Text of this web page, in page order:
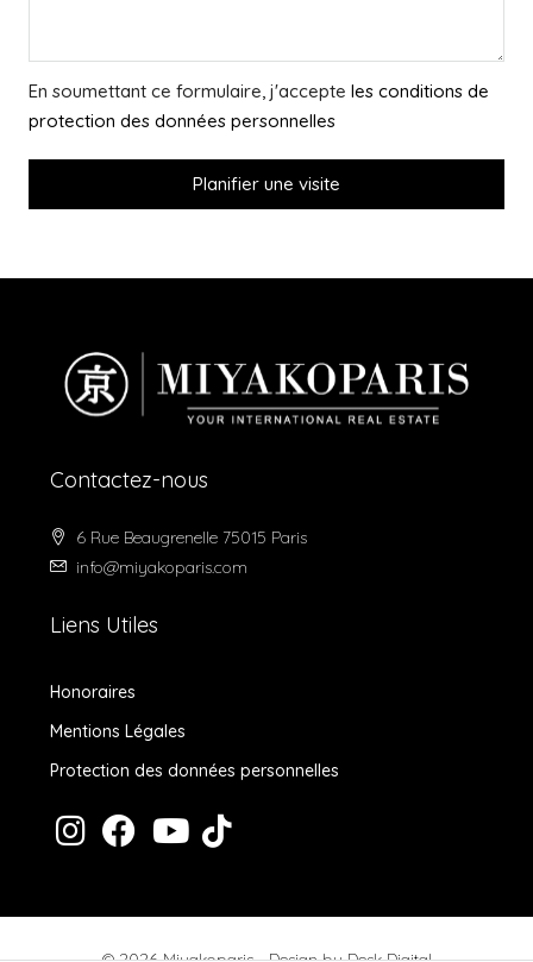
En soumettant ce formulaire, j'accepte les conditions de
protection des données personnelles
Planifier une visite
Contactez-nous
6 Rue Beaugrenelle 75015 Paris
info@miyakoparis.com
Liens Utiles
Honoraires
Mentions Légales
Protection des données personnelles